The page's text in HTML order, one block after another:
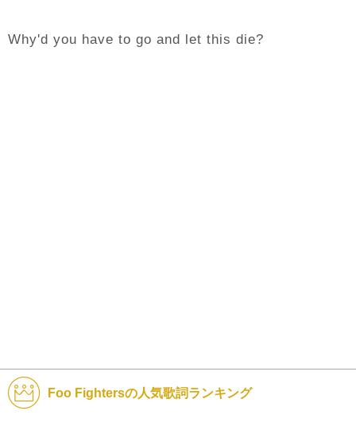
Why'd you have to go and let this die?
Foo Fightersの人気歌詞ランキング